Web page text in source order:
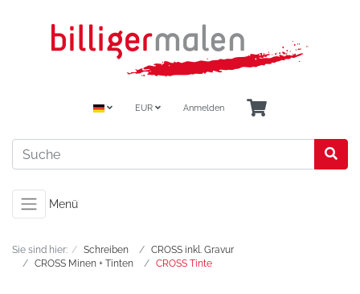
EUR Anmelden
Menü
Sie sind hier: Schreiben
CROSS inkl. Gravur
CROSS Minen + Tinten
CROSS Tinte